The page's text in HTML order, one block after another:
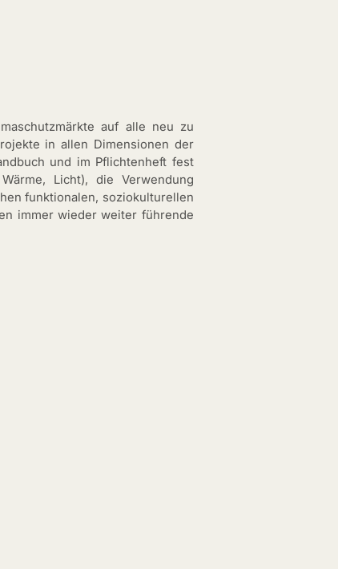
auf alle neu zu
in allen Dimensionen der
und im Pflichtenheft fest
Licht), die Verwendung
funktionalen, soziokulturellen
immer wieder weiter führende